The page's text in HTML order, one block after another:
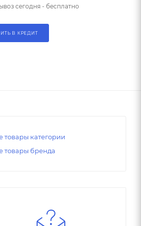
сегодня - бесплатно
В КРЕДИТ
товары категории
товары бренда